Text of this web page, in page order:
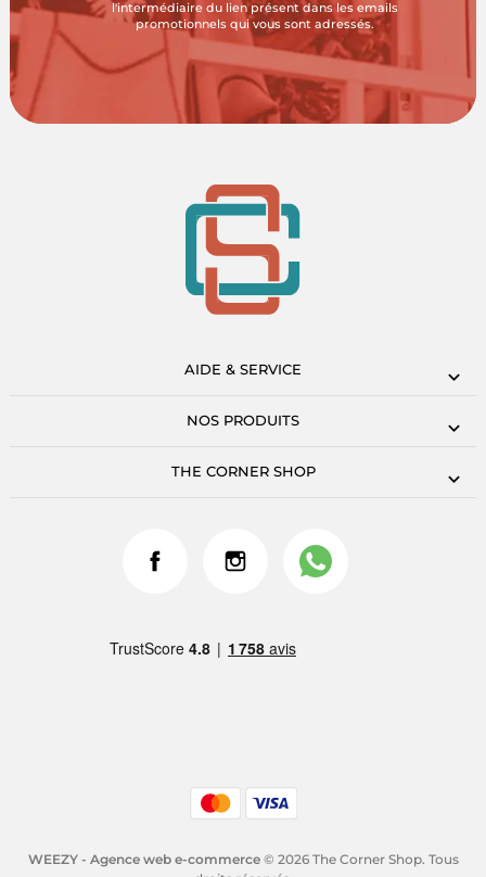
l'intermédiaire du lien présent dans les emails
promotionnels qui vous sont adressés.
AIDE & SERVICE
NOS PRODUITS
THE CORNER SHOP
WEEZY - Agence web e-commerce© 2026 The Corner Shop. Tous